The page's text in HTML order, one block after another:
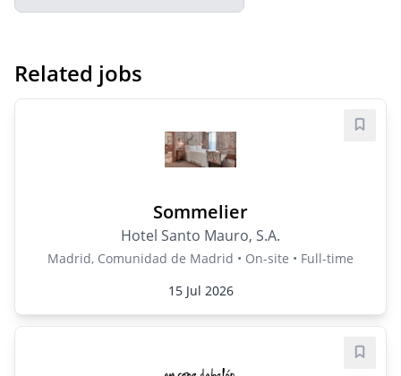
Related jobs
Sommelier
Hotel Santo Mauro, S.A.
Madrid, Comunidad de Madrid • On-site • Full-time
15 Jul 2026
Save
Save